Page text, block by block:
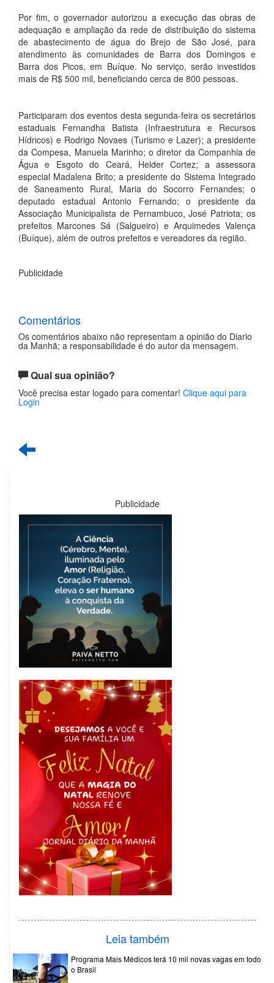
Por fim, o governador autorizou a execução das obras de
adequação e ampliação da rede de distribuição do sistema
de abastecimento de água do Brejo de São José, para
atendimento às comunidades de Barra dos Domingos e
Barra dos Picos, em Buíque. No serviço, serão investidos
mais de R$ 500 mil, beneficiando cerca de 800 pessoas.
Participaram dos eventos desta segunda-feira os secretários
estaduais Fernandha Batista (Infraestrutura e Recursos
Hídricos) e Rodrigo Novaes (Turismo e Lazer); a presidente
da Compesa, Manuela Marinho; o diretor da Companhia de
Água e Esgoto do Ceará, Helder Cortez; a assessora
especial Madalena Brito; a presidente do Sistema Integrado
de Saneamento Rural, Maria do Socorro Fernandes; o
deputado estadual Antonio Fernando; o presidente da
Associação Municipalista de Pernambuco, José Patriota; os
prefeitos Marcones Sá (Salgueiro) e Arquimedes Valença
(Buíque), além de outros prefeitos e vereadores da região.
Publicidade
Comentários
Os comentários abaixo não representam a opinião do Diario
da Manhã; a responsabilidade é do autor da mensagem.
Qual sua opinião?
Você precisa estar logado para comentar! Clique aqui para
Login
Publicidade
Leia também
Programa Mais Médicos terá 10 mil novas vagas em todo
o Brasil